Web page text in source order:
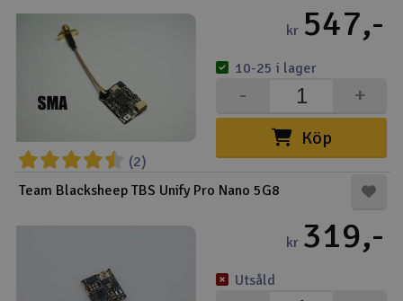
(2)
kr 547,-
Köp
+
-
10-25 i lager
Team Blacksheep TBS Unify Pro Nano 5G8
kr 319,-
Utsåld